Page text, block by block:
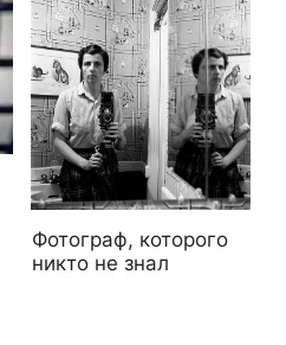
Фотограф, которого
никто не знал